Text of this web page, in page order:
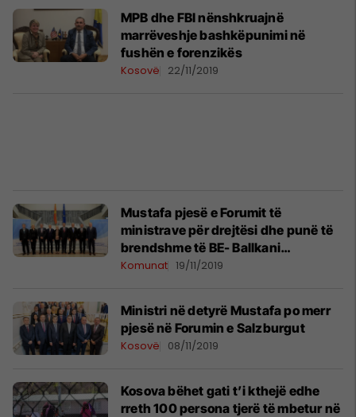
MPB dhe FBI nënshkruajnë
marrëveshje bashkëpunimi në
fushën e forenzikës
Kosovë 22/11/2019
Mustafa pjesë e Forumit të
ministrave për drejtësi dhe punë të
brendshme të BE- Ballkani
Perëndimor
Komunat 19/11/2019
Ministri në detyrë Mustafa po merr
pjesë në Forumin e Salzburgut
Kosovë 08/11/2019
Kosova bëhet gati t’i kthejë edhe
rreth 100 persona tjerë të mbetur në